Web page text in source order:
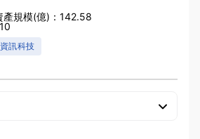
產規模(億)：142.58
資訊科技